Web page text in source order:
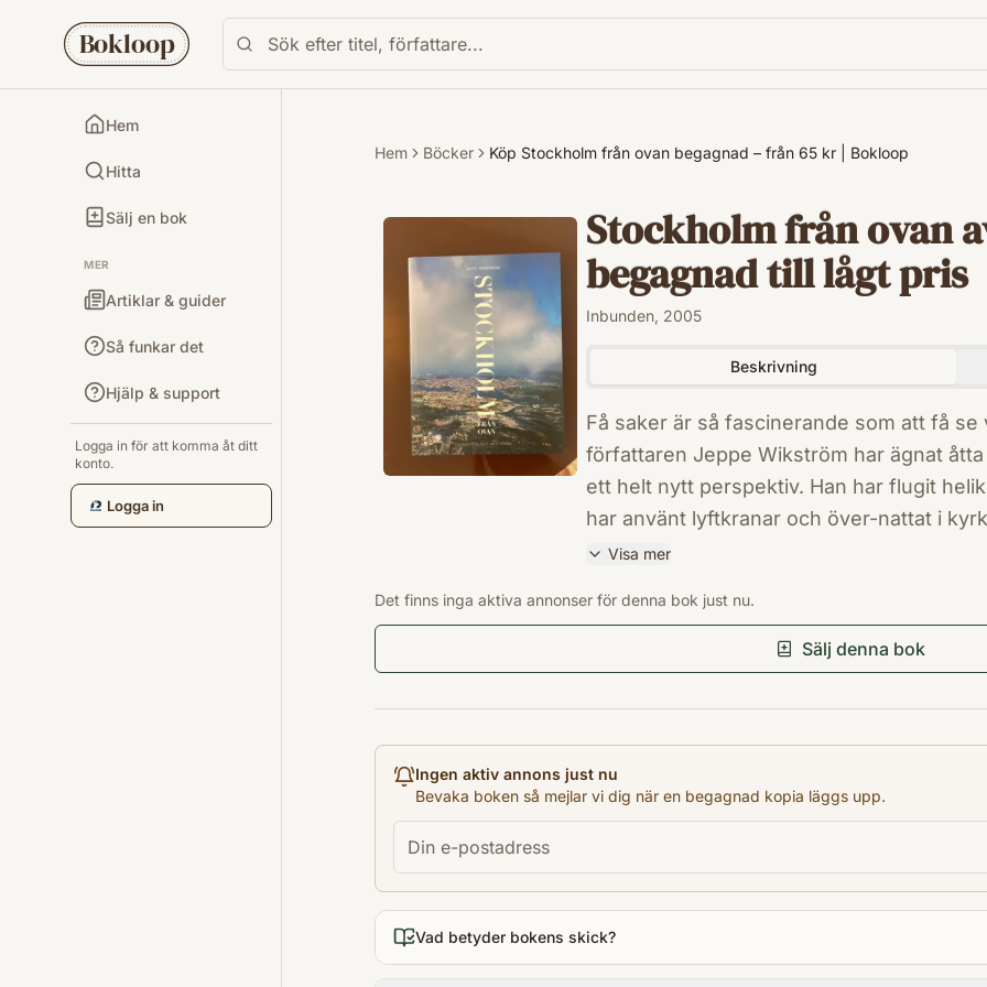
Bokloop
Hem
Hitta
Sälj en bok
MER
Artiklar & guider
Så funkar det
Hjälp & support
Logga in för att komma åt ditt
konto.
Logga in
Hem Böcker Köp Stockholm från ovan begagnad – från 65 kr | Bokloop
Stockholm från ovan
begagnad till lågt pris
Inbunden, 2005
Beskrivning
Få saker är så fascinerande som att få
författaren Jeppe Wikström har ägnat
ett helt nytt perspektiv. Han har flugit
har använt lyftkranar och över-nattat i
spännande detaljer. Okända sidor av
storslagna fotografiska skildringar av
Boken ges även ut i en engelsk upplaga,
7126-011-0). Jeppe Wikström har
Staden och Skärgårdsväder. Han är
Visa mer
9789189204515
Max Ström
Utgivningsår
Antal sidor
297
Språk
AJC
Format
Inbunden
Det finns inga aktiva annonser för denna bok just nu.
Sälj denna bok
Ingen aktiv annons just nu
Bevaka boken så mejlar vi dig när en begagnad kopia läggs upp.
Vad betyder bokens skick?